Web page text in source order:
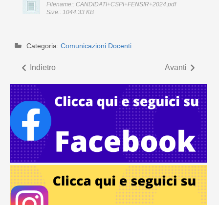
Filename:: CANDIDATI+CSPI+FENSIR+2024.pdf
Size:: 1044.33 KB
Categoria: Comunicazioni Docenti
Indietro Avanti